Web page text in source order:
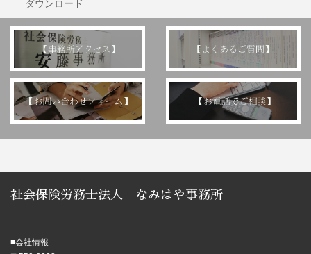
ダウンロード
社会保険労務士法人 なみはや事務所
■会社情報